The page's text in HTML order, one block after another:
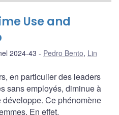
Use and
2024-43 Pedro Bento, Lin
en particulier des leaders
sans employés, diminue à
développe. Ce phénomène
En effet,